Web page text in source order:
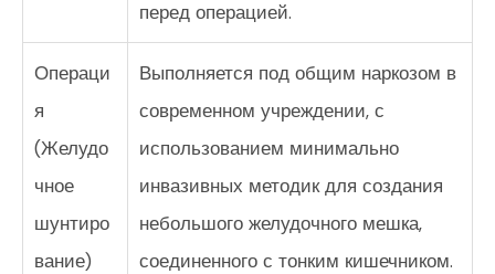
перед операцией.
Операци
я
(Желудо
чное
шунтиро
вание)
Выполняется под общим наркозом в
современном учреждении, с
использованием минимально
инвазивных методик для создания
небольшого желудочного мешка,
соединенного с тонким кишечником.